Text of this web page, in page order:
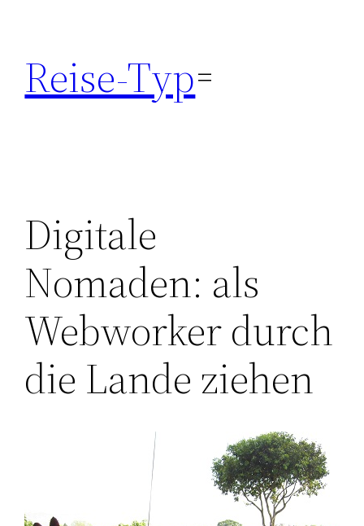
springen
Reise-Typ
Digitale
Nomaden: als
Webworker durch
die Lande ziehen